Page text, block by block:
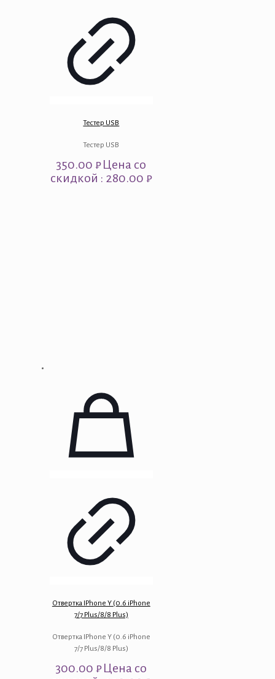
Тестер USB
Тестер USB
350.00₽Цена со
скидкой : 280.00 ₽
Отвертка IPhone Y (0.6 iPhone
7/7 Plus/8/8 Plus)
Отвертка IPhone Y (0.6 iPhone
7/7 Plus/8/8 Plus)
300.00₽Цена со